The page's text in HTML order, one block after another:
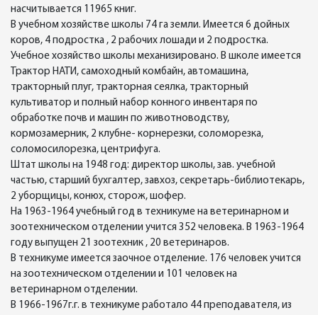
насчитывается 11965 книг.
В учебном хозяйстве школы 74 га земли. Имеется 6 дойных
коров, 4 подростка , 2 рабочих лошади и 2 подростка.
Учебное хозяйство школы механизировано. В школе имеется
Трактор НАТИ, самоходный комбайн, автомашина,
тракторный плуг, тракторная сеялка, тракторный
культиватор и полный набор конного инвентаря по
обработке почв и машин по животноводству,
кормозамерник, 2 клубне- корнерезки, соломорезка,
соломосилорезка, центрифуга.
Штат школы на 1948 год: директор школы, зав. учебной
частью, старший бухгалтер, завхоз, секретарь-библиотекарь,
2 уборщицы, конюх, сторож, шофер.
На 1963-1964 учебный год в техникуме на ветеринарном и
зоотехническом отделении учится 352 человека. В 1963-1964
году выпущен 21 зоотехник , 20 ветеринаров.
В техникуме имеется заочное отделение. 176 человек учится
на зоотехническом отделении и 101 человек на
ветеринарном отделении.
В 1966-1967г.г. в техникуме работало 44 преподавателя, из